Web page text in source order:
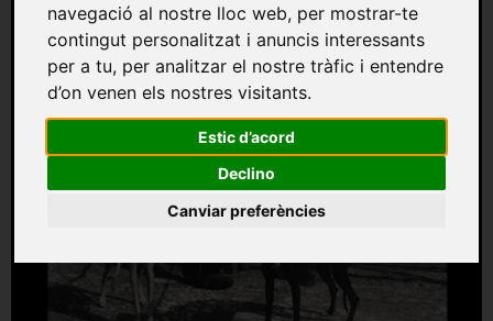
navegació al nostre lloc web, per mostrar-te
contingut personalitzat i anuncis interessants
per a tu, per analitzar el nostre tràfic i entendre
d’on venen els nostres visitants.
Estic d’acord
Declino
Canviar preferències